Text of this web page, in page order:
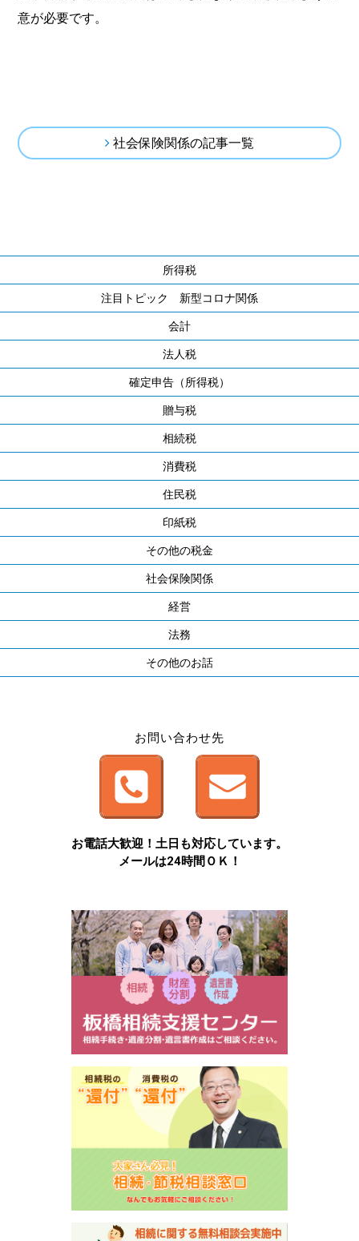
意が必要です。
社会保険関係の記事一覧
所得税
注目トピック 新型コロナ関係
会計
法人税
確定申告（所得税）
贈与税
相続税
消費税
住民税
印紙税
その他の税金
社会保険関係
経営
法務
その他のお話
お問い合わせ先
お電話大歓迎！土日も対応しています。
メールは24時間ＯＫ！